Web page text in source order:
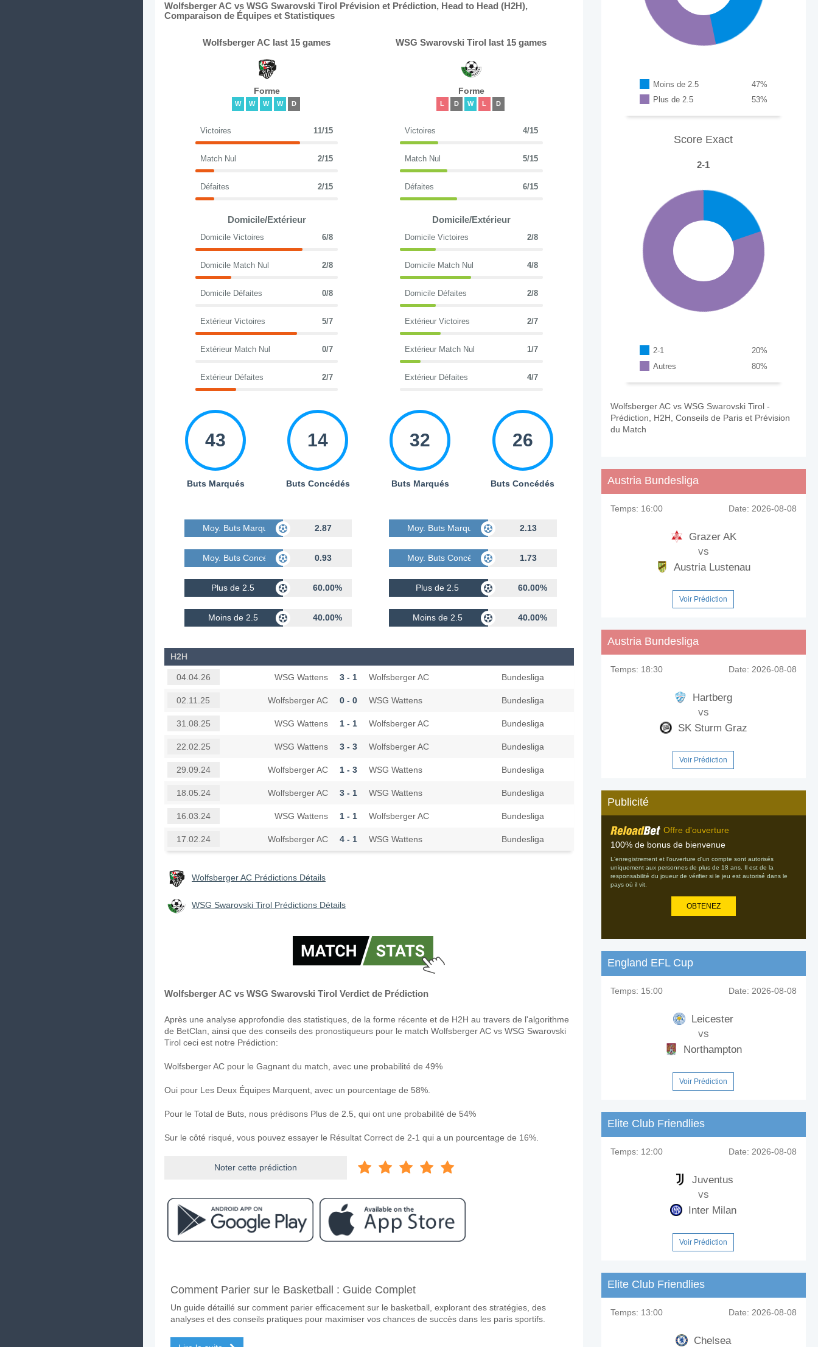
Wolfsberger AC vs WSG Swarovski Tirol Prévision et Prédiction, Head to Head (H2H),
Comparaison de Équipes et Statistiques
Wolfsberger AC last 15 games
Forme
W W W W D
Victoires 11/15
Match Nul 2/15
Défaites 2/15
Domicile/Extérieur
Domicile Victoires 6/8
Domicile Match Nul 2/8
Domicile Défaites 0/8
Extérieur Victoires 5/7
Extérieur Match Nul 0/7
Extérieur Défaites 2/7
43
Buts Marqués
14
Buts Concédés
Moy. Buts Marqués 2.87
Moy. Buts Concédés 0.93
Plus de 2.5 60.00%
Moins de 2.5 40.00%
WSG Swarovski Tirol last 15 games
Forme
L D W L D
Victoires 4/15
Match Nul 5/15
Défaites 6/15
Domicile/Extérieur
Domicile Victoires 2/8
Domicile Match Nul 4/8
Domicile Défaites 2/8
Extérieur Victoires 2/7
Extérieur Match Nul 1/7
Extérieur Défaites 4/7
32
Buts Marqués
26
Buts Concédés
Moy. Buts Marqués 2.13
Moy. Buts Concédés 1.73
Plus de 2.5 60.00%
Moins de 2.5 40.00%
H2H
04.04.26 WSG Wattens 3 - 1 Wolfsberger AC Bundesliga
02.11.25 Wolfsberger AC 0 - 0 WSG Wattens Bundesliga
31.08.25 WSG Wattens 1 - 1 Wolfsberger AC Bundesliga
22.02.25 WSG Wattens 3 - 3 Wolfsberger AC Bundesliga
29.09.24 Wolfsberger AC 1 - 3 WSG Wattens Bundesliga
18.05.24 Wolfsberger AC 3 - 1 WSG Wattens Bundesliga
16.03.24 WSG Wattens 1 - 1 Wolfsberger AC Bundesliga
17.02.24 Wolfsberger AC 4 - 1 WSG Wattens Bundesliga
Wolfsberger AC Prédictions Détails
WSG Swarovski Tirol Prédictions Détails
Wolfsberger AC vs WSG Swarovski Tirol Verdict de Prédiction
Après une analyse approfondie des statistiques, de la forme récente et de H2H au travers de l'algorithme
de BetClan, ainsi que des conseils des pronostiqueurs pour le match Wolfsberger AC vs WSG Swarovski
Tirol ceci est notre Prédiction:
Wolfsberger AC pour le Gagnant du match, avec une probabilité de 49%
Oui pour Les Deux Équipes Marquent, avec un pourcentage de 58%.
Pour le Total de Buts, nous prédisons Plus de 2.5, qui ont une probabilité de 54%
Sur le côté risqué, vous pouvez essayer le Résultat Correct de 2-1 qui a un pourcentage de 16%.
Noter cette prédiction
Le match entre Wolfsberger AC v WSG Swarovski Tirol 16 May 2026 16:00.
Quelle est l'équipe favorite pour gagner entre Wolfsberger AC v WSG Swarovski Tirol?
Comment Parier sur le Basketball : Guide Complet
Un guide détaillé sur comment parier efficacement sur le basketball, explorant des stratégies, des
analyses et des conseils pratiques pour maximiser vos chances de succès dans les paris sportifs.
Moins de 2.5 %
47
Plus de 2.5
%
53
Score Exact
2-1
2-1 %
20
Autres
%
80
Wolfsberger AC vs WSG Swarovski Tirol -
Prédiction, H2H, Conseils de Paris et Prévision
du Match
Austria Bundesliga
Temps: 16:00 Date: 2026-08-08
Grazer AK
vs
Austria Lustenau
Voir Prédiction
Austria Bundesliga
Temps: 18:30 Date: 2026-08-08
Hartberg
vs
SK Sturm Graz
Voir Prédiction
Publicité
Offre d'ouverture
100% de bonus de bienvenue
L'enregistrement et l'ouverture d'un compte sont autorisés
uniquement aux personnes de plus de 18 ans. Il est de la
responsabilité du joueur de vérifier si le jeu est autorisé dans le
pays où il vit.
OBTENEZ
England EFL Cup
Temps: 15:00 Date: 2026-08-08
Leicester
vs
Northampton
Voir Prédiction
Elite Club Friendlies
Temps: 12:00 Date: 2026-08-08
Juventus
vs
Inter Milan
Voir Prédiction
Elite Club Friendlies
Temps: 13:00 Date: 2026-08-08
Chelsea